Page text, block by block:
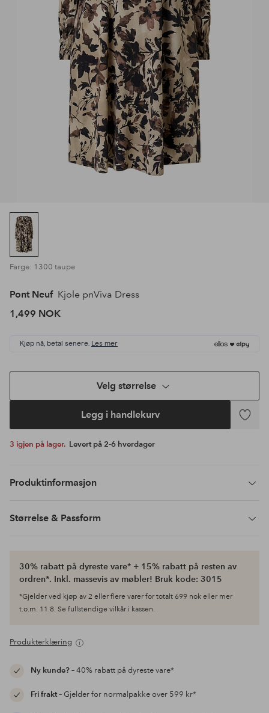
Farge: 1300 taupe
Pont Neuf Kjole pnViva Dress
1,499 NOK
Kjøp nå, betal senere. Les mer
Velg størrelse
Legg i handlekurv
Legg
3 igjen på lager. Levert på 2-6 hverdager
Produktinformasjon
Størrelse & Passform
30% rabatt på dyreste vare* + 15% rabatt på resten av
ordren*. Inkl. massevis av møbler! Bruk kode: 3015
*Gjelder ved kjøp av 2 eller flere varer for totalt 699 nok eller mer
t.o.m. 11.8. Se fullstendige vilkår i kassen.
Produkterklæring
Ny kunde?– 40% rabatt på dyreste vare*
Fri frakt– Gjelder for normalpakke over 599 kr*